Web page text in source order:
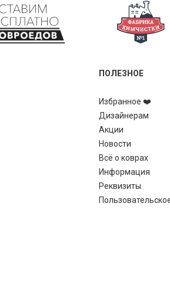
ПОЛЕЗНОЕ
Избранное ❤️
Дизайнерам
Акции
Новости
Всё о коврах
Информация
Реквизиты